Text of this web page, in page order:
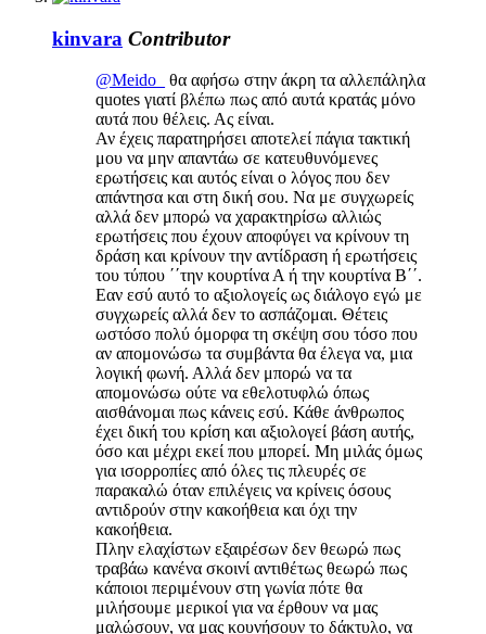
kinvara Contributor
@Meido_
θα αφήσω στην άκρη τα αλλεπάληλα
quotes γιατί βλέπω πως από αυτά κρατάς μόνο
αυτά που θέλεις. Ας είναι.
Αν έχεις παρατηρήσει αποτελεί πάγια τακτική
μου να μην απαντάω σε κατευθυνόμενες
ερωτήσεις και αυτός είναι ο λόγος που δεν
απάντησα και στη δική σου. Να με συγχωρείς
αλλά δεν μπορώ να χαρακτηρίσω αλλιώς
ερωτήσεις που έχουν αποφύγει να κρίνουν τη
δράση και κρίνουν την αντίδραση ή ερωτήσεις
του τύπου ΄΄την κουρτίνα Α ή την κουρτίνα Β΄΄.
Εαν εσύ αυτό το αξιολογείς ως διάλογο εγώ με
συγχωρείς αλλά δεν το ασπάζομαι. Θέτεις
ωστόσο πολύ όμορφα τη σκέψη σου τόσο που
αν απομονώσω τα συμβάντα θα έλεγα να, μια
λογική φωνή. Αλλά δεν μπορώ να τα
απομονώσω ούτε να εθελοτυφλώ όπως
αισθάνομαι πως κάνεις εσύ. Κάθε άνθρωπος
έχει δική του κρίση και αξιολογεί βάση αυτής,
όσο και μέχρι εκεί που μπορεί. Μη μιλάς όμως
για ισορροπίες από όλες τις πλευρές σε
παρακαλώ όταν επιλέγεις να κρίνεις όσους
αντιδρούν στην κακοήθεια και όχι την
κακοήθεια.
Πλην ελαχίστων εξαιρέσων δεν θεωρώ πως
τραβάω κανένα σκοινί αντιθέτως θεωρώ πως
κάποιοι περιμένουν στη γωνία πότε θα
μιλήσουμε μερικοί για να έρθουν να μας
μαλώσουν, να μας κουνήσουν το δάκτυλο, να